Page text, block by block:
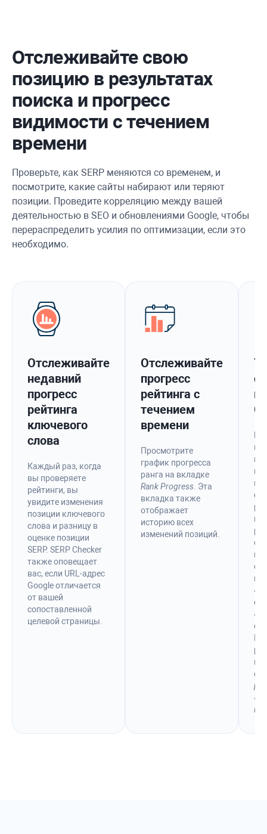
Отслеживайте свою
позицию в результатах
поиска и прогресс
видимости с течением
времени
Проверьте, как SERP меняются со временем, и
посмотрите, какие сайты набирают или теряют
позиции. Проведите корреляцию между вашей
деятельностью в SEO и обновлениями Google, чтобы
перераспределить усилия по оптимизации, если это
необходимо.
Отслеживайте
недавний
прогресс
рейтинга
ключевого
слова
Каждый раз, когда
вы проверяете
рейтинги, вы
увидите изменения
позиции ключевого
слова и разницу в
оценке позиции
SERP. SERP Checker
также оповещает
вас, если URL-адрес
Google отличается
от вашей
сопоставленной
целевой страницы.
Отслеживайте
прогресс
рейтинга с
течением
времени
Просмотрите
график прогресса
ранга на вкладке
Rank Progress . Эта
вкладка также
отображает
историю всех
изменений позиций.